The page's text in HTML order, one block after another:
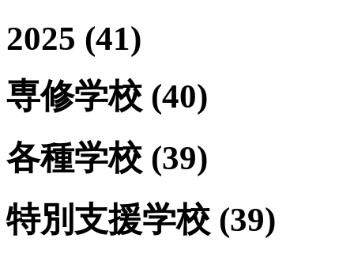
2025 (41)
専修学校 (40)
各種学校 (39)
特別支援学校 (39)